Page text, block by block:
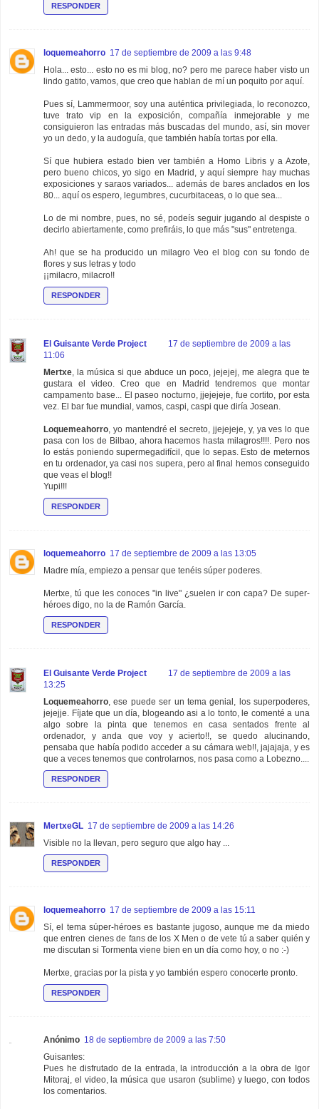
RESPONDER
loquemeahorro 17 de septiembre de 2009 a las 9:48
Hola... esto... esto no es mi blog, no? pero me parece haber visto un
lindo gatito, vamos, que creo que hablan de mí un poquito por aquí.
Pues sí, Lammermoor, soy una auténtica privilegiada, lo reconozco,
tuve trato vip en la exposición, compañía inmejorable y me
consiguieron las entradas más buscadas del mundo, así, sin mover
yo un dedo, y la audoguía, que también había tortas por ella.
Sí que hubiera estado bien ver también a Homo Libris y a Azote,
pero bueno chicos, yo sigo en Madrid, y aquí siempre hay muchas
exposiciones y saraos variados... además de bares anclados en los
80... aquí os espero, legumbres, cucurbitaceas, o lo que sea...
Lo de mi nombre, pues, no sé, podeís seguir jugando al despiste o
decirlo abiertamente, como prefiráis, lo que más "sus" entretenga.
Ah! que se ha producido un milagro Veo el blog con su fondo de
flores y sus letras y todo
¡¡milacro, milacro!!
RESPONDER
El Guisante Verde Project
17 de septiembre de 2009 a las
11:06
Mertxe, la música si que abduce un poco, jejejej, me alegra que te
gustara el video. Creo que en Madrid tendremos que montar
campamento base... El paseo nocturno, jjejejeje, fue cortito, por esta
vez. El bar fue mundial, vamos, caspi, caspi que diría Josean.
Loquemeahorro, yo mantendré el secreto, jjejejeje, y, ya ves lo que
pasa con los de Bilbao, ahora hacemos hasta milagros!!!!. Pero nos
lo estás poniendo supermegadifícil, que lo sepas. Esto de meternos
en tu ordenador, ya casi nos supera, pero al final hemos conseguido
que veas el blog!!
Yupi!!!
RESPONDER
loquemeahorro 17 de septiembre de 2009 a las 13:05
Madre mía, empiezo a pensar que tenéis súper poderes.
Mertxe, tú que les conoces "in live" ¿suelen ir con capa? De super-
héroes digo, no la de Ramón García.
RESPONDER
El Guisante Verde Project
17 de septiembre de 2009 a las
13:25
Loquemeahorro, ese puede ser un tema genial, los superpoderes,
jejejje. Fíjate que un día, blogeando asi a lo tonto, le comenté a una
algo sobre la pinta que tenemos en casa sentados frente al
ordenador, y anda que voy y acierto!!, se quedo alucinando,
pensaba que había podido acceder a su cámara web!!, jajajaja, y es
que a veces tenemos que controlarnos, nos pasa como a Lobezno....
RESPONDER
MertxeGL 17 de septiembre de 2009 a las 14:26
Visible no la llevan, pero seguro que algo hay ...
RESPONDER
loquemeahorro 17 de septiembre de 2009 a las 15:11
Sí, el tema súper-héroes es bastante jugoso, aunque me da miedo
que entren cienes de fans de los X Men o de vete tú a saber quién y
me discutan si Tormenta viene bien en un día como hoy, o no :-)
Mertxe, gracias por la pista y yo también espero conocerte pronto.
RESPONDER
Anónimo 18 de septiembre de 2009 a las 7:50
Guisantes:
Pues he disfrutado de la entrada, la introducción a la obra de Igor
Mitoraj, el video, la música que usaron (sublime) y luego, con todos
los comentarios.